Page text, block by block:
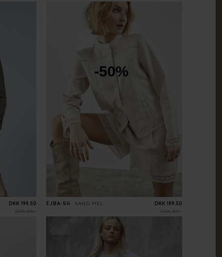
DKK 399.-
DKK 199.50
-50%
EJBA-SH
SAND MEL.
DKK 399.-
DKK 199.50